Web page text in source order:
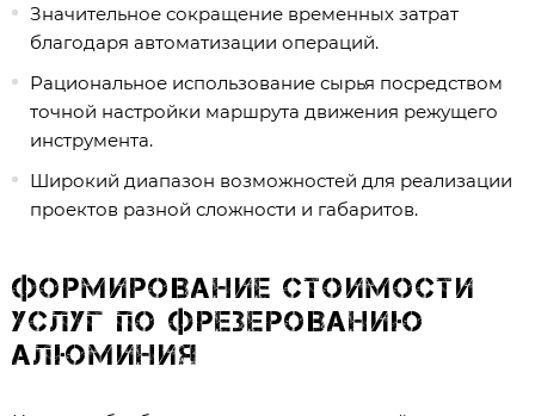
Значительное сокращение временных затрат
благодаря автоматизации операций.
Рациональное использование сырья посредством
точной настройки маршрута движения режущего
инструмента.
Широкий диапазон возможностей для реализации
проектов разной сложности и габаритов.
Формирование стоимости
услуг по фрезерованию
алюминия